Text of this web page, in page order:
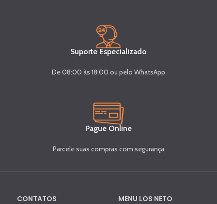
Suporte Especializado
De 08:00 às 18:00 ou pelo WhatsApp
Pague Online
Parcele suas compras com segurança
CONTATOS MENU LOS NETO